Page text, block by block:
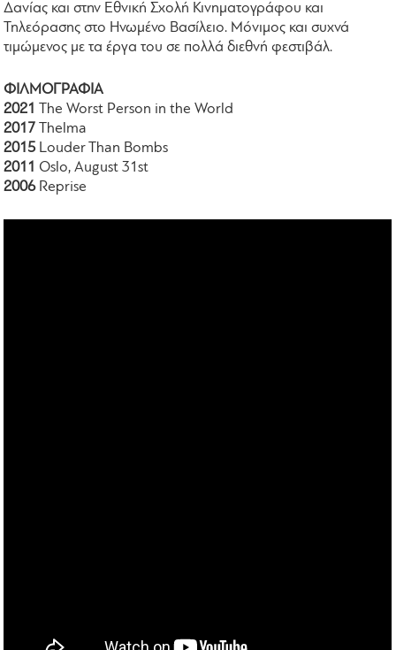
Δανίας και στην Εθνική Σχολή Κινηματογράφου και
Τηλεόρασης στο Ηνωμένο Βασίλειο. Μόνιμος και συχνά
τιμώμενος με τα έργα του σε πολλά διεθνή φεστιβάλ.
ΦΙΛΜΟΓΡΑΦΙΑ
2021
The Worst Person in the World
2017
Thelma
2015 Louder Than Bombs
2011 Oslo, August 31st
2006 Reprise